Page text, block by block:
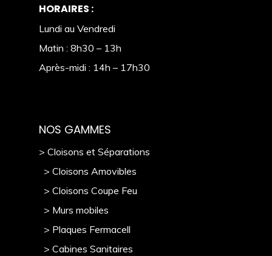
HORAIRES :
Lundi au Vendredi
Matin : 8h30 – 13h
Après-midi : 14h – 17h30
NOS GAMMES
> Cloisons et Séparations
> Cloisons Amovibles
> Cloisons Coupe Feu
> Murs mobiles
> Plaques Fermacell
> Cabines Sanitaires